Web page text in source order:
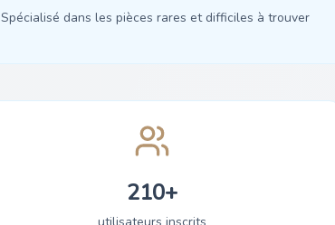
Spécialisé dans les pièces rares et difficiles à trouver
210+
utilisateurs inscrits